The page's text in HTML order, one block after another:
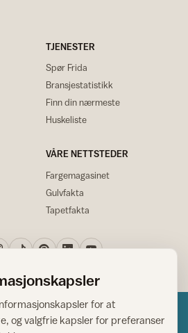
TJENESTER
Spør Frida
Bransjestatistikk
Finn din nærmeste
Huskeliste
VÅRE NETTSTEDER
Fargemagasinet
Gulvfakta
Tapetfakta
for at
og valgfrie kapsler for preferanser